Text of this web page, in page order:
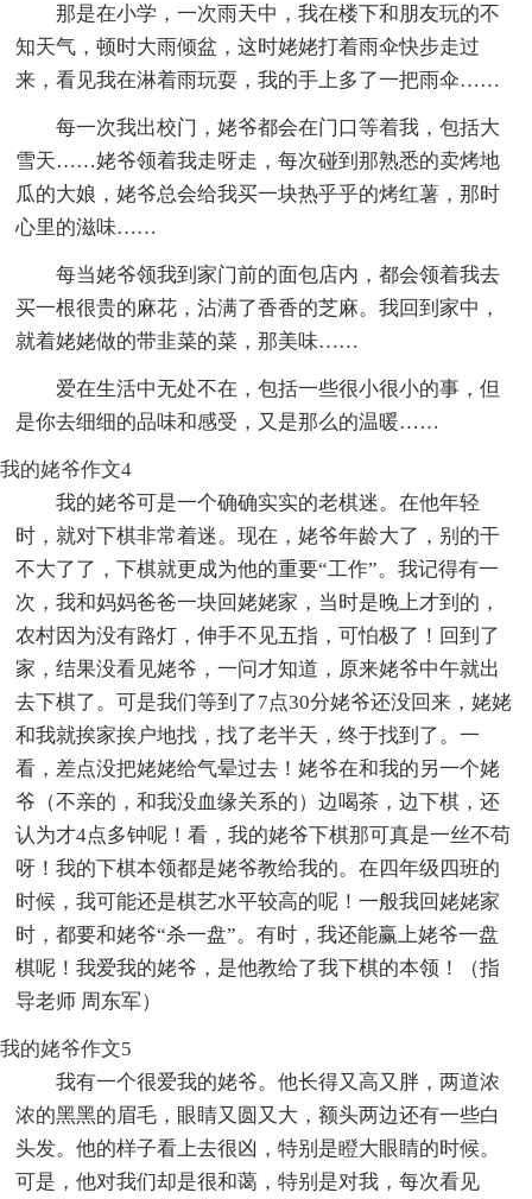
那是在小学，一次雨天中，我在楼下和朋友玩的不
知天气，顿时大雨倾盆，这时姥姥打着雨伞快步走过
来，看见我在淋着雨玩耍，我的手上多了一把雨伞……
每一次我出校门，姥爷都会在门口等着我，包括大
雪天……姥爷领着我走呀走，每次碰到那熟悉的卖烤地
瓜的大娘，姥爷总会给我买一块热乎乎的烤红薯，那时
心里的滋味……
每当姥爷领我到家门前的面包店内，都会领着我去
买一根很贵的麻花，沾满了香香的芝麻。我回到家中，
就着姥姥做的带韭菜的菜，那美味……
爱在生活中无处不在，包括一些很小很小的事，但
是你去细细的品味和感受，又是那么的温暖……
我的姥爷作文4
我的姥爷可是一个确确实实的老棋迷。在他年轻
时，就对下棋非常着迷。现在，姥爷年龄大了，别的干
不大了了，下棋就更成为他的重要“工作”。我记得有一
次，我和妈妈爸爸一块回姥姥家，当时是晚上才到的，
农村因为没有路灯，伸手不见五指，可怕极了！回到了
家，结果没看见姥爷，一问才知道，原来姥爷中午就出
去下棋了。可是我们等到了7点30分姥爷还没回来，姥姥
和我就挨家挨户地找，找了老半天，终于找到了。一
看，差点没把姥姥给气晕过去！姥爷在和我的另一个姥
爷（不亲的，和我没血缘关系的）边喝茶，边下棋，还
认为才4点多钟呢！看，我的姥爷下棋那可真是一丝不苟
呀！我的下棋本领都是姥爷教给我的。在四年级四班的
时候，我可能还是棋艺水平较高的呢！一般我回姥姥家
时，都要和姥爷“杀一盘”。有时，我还能赢上姥爷一盘
棋呢！我爱我的姥爷，是他教给了我下棋的本领！（指
导老师 周东军）
我的姥爷作文5
我有一个很爱我的姥爷。他长得又高又胖，两道浓
浓的黑黑的眉毛，眼睛又圆又大，额头两边还有一些白
头发。他的样子看上去很凶，特别是瞪大眼睛的时候。
可是，他对我们却是很和蔼，特别是对我，每次看见